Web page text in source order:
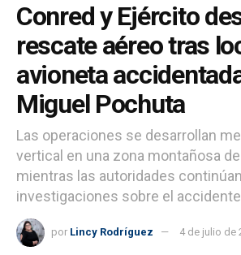
Conred y Ejército
rescate aéreo tras
avioneta
Miguel Pochuta
Las operaciones se desarrollan
vertical en una zona montañosa
mientras las autoridades
investigaciones sobre el
por Lincy Rodríguez 4 de julio de